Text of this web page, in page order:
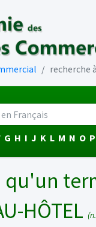
recherche
G H I J K L M N O P
qu'un
HÔTEL